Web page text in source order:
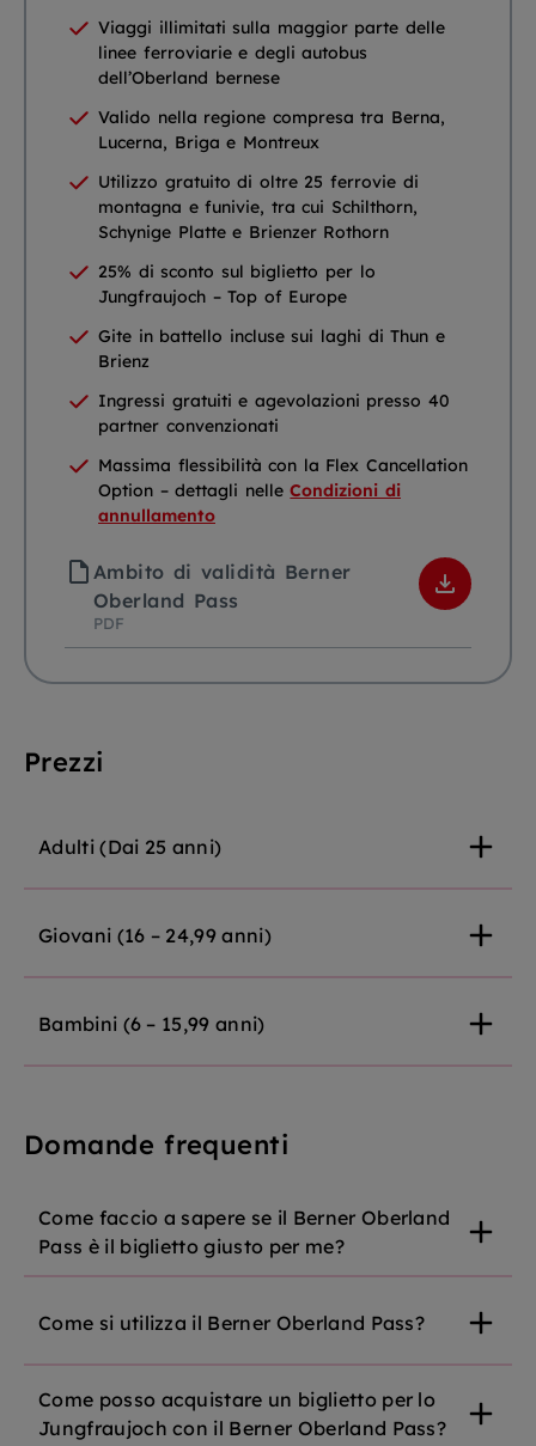
Viaggi illimitati sulla maggior parte delle
linee ferroviarie e degli autobus
dell’Oberland bernese
Valido nella regione compresa tra Berna,
Lucerna, Briga e Montreux
Utilizzo gratuito di oltre 25 ferrovie di
montagna e funivie, tra cui Schilthorn,
Schynige Platte e Brienzer Rothorn
25% di sconto sul biglietto per lo
Jungfraujoch – Top of Europe
Gite in battello incluse sui laghi di Thun e
Brienz
Ingressi gratuiti e agevolazioni presso 40
partner convenzionati
Massima flessibilità con la Flex Cancellation
Option – dettagli nelleCondizioni di
annullamento
Ambito di validità Berner
Oberland Pass
PDF
Prezzi
Adulti (Dai 25 anni)
Giovani (16 – 24,99 anni)
Bambini (6 – 15,99 anni)
Domande frequenti
Come faccio a sapere se il Berner Oberland
Pass è il biglietto giusto per me?
Come si utilizza il Berner Oberland Pass?
Come posso acquistare un biglietto per lo
Jungfraujoch con il Berner Oberland Pass?